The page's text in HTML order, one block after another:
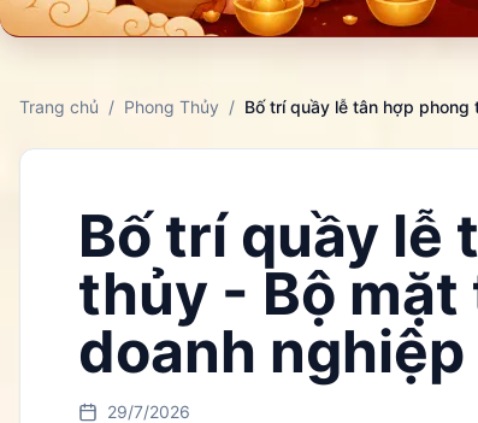
Trang chủ / Phong Thủy /
Bố trí quầy lễ
thủy - Bộ
doanh nghiệp
29/7/2026